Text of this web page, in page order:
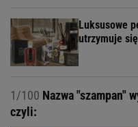
Luksusowe
utrzymuje
1/100 Nazwa "szampan"
czyli: